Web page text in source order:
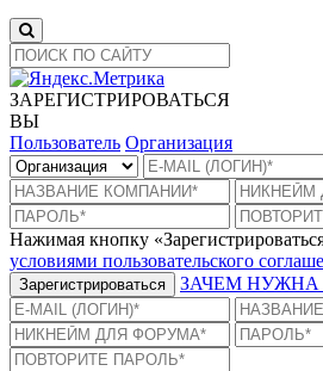
ЗАРЕГИСТРИРОВАТЬСЯ
ВЫ
Пользователь Организация
Нажимая кнопку
условиями пользовательского
Зарегистрироваться ЗАЧЕМ НУЖНА